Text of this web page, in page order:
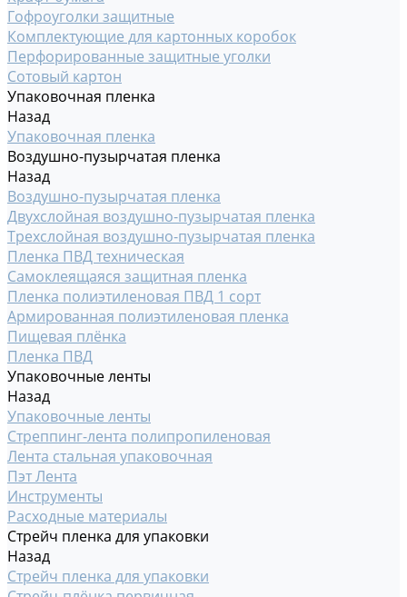
Гофроуголки защитные
Комплектующие для картонных коробок
Перфорированные защитные уголки
Сотовый картон
Упаковочная пленка
Назад
Упаковочная пленка
Воздушно-пузырчатая пленка
Назад
Воздушно-пузырчатая пленка
Двухслойная воздушно-пузырчатая пленка
Трехслойная воздушно-пузырчатая пленка
Пленка ПВД техническая
Самоклеящаяся защитная пленка
Пленка полиэтиленовая ПВД 1 сорт
Армированная полиэтиленовая пленка
Пищевая плёнка
Пленка ПВД
Упаковочные ленты
Назад
Упаковочные ленты
Стреппинг-лента полипропиленовая
Лента стальная упаковочная
Пэт Лента
Инструменты
Расходные материалы
Стрейч пленка для упаковки
Назад
Стрейч пленка для упаковки